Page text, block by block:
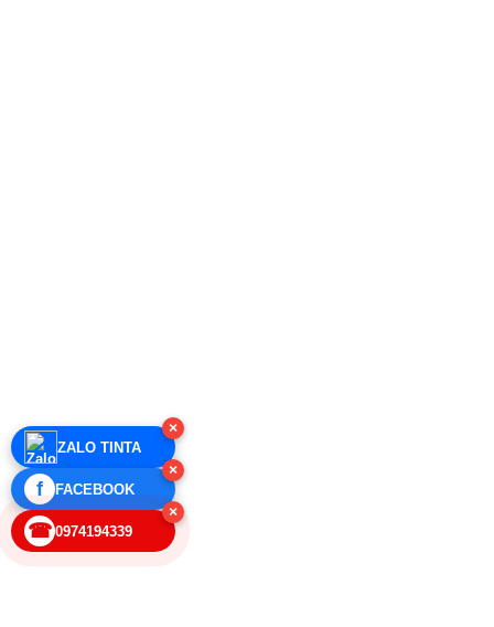
×
ZALO TINTA
×
f FACEBOOK
×
☎ 0974194339